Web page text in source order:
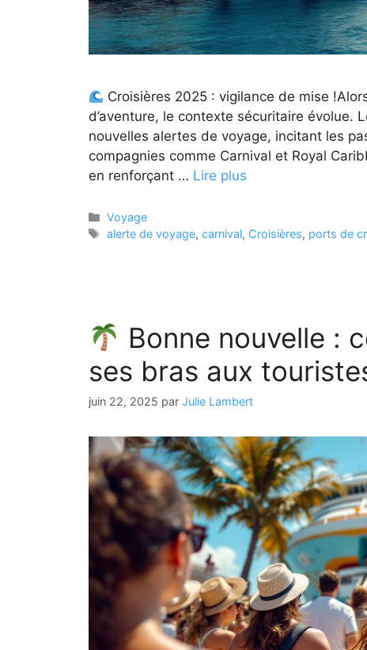
Croisières 2025 : vigilance de mise
d’aventure, le contexte sécuritaire évolue.
nouvelles alertes de voyage, incitant les
compagnies comme Carnival et Royal
en renforçant … Lire plus
Catégories
Voyage
Étiquettes
alerte de voyage,carnival, Croisières, ports de
Bonne nouvelle :
ses bras aux
juin 22, 2025 par Julie Lambert